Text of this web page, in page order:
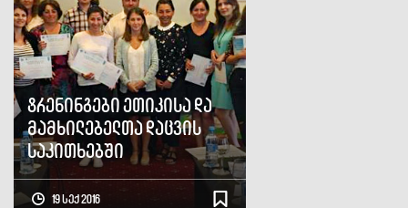
ტრენინგები ეთიკისა და
მამხილებელთა დაცვის
საკითხებში
19 სექ 2016